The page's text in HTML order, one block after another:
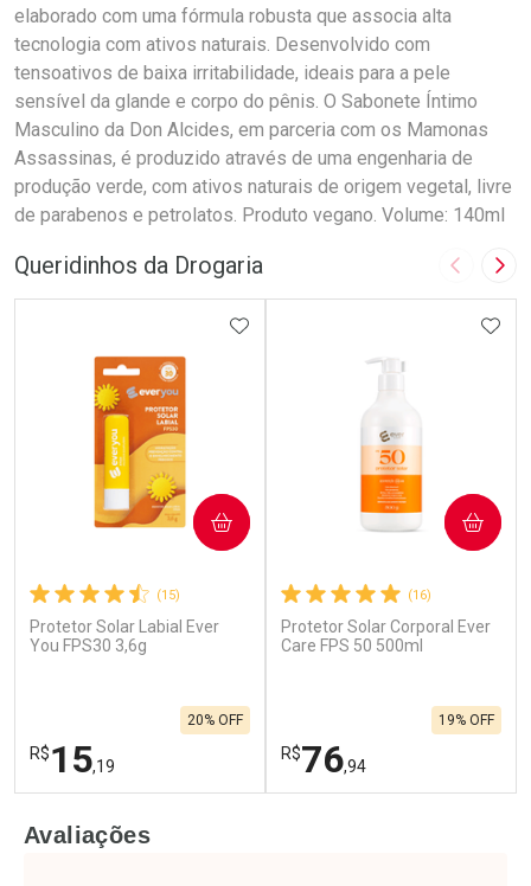
elaborado com uma fórmula robusta que associa alta
tecnologia com ativos naturais. Desenvolvido com
tensoativos de baixa irritabilidade, ideais para a pele
sensível da glande e corpo do pênis. O Sabonete Íntimo
Masculino da Don Alcides, em parceria com os Mamonas
Assassinas, é produzido através de uma engenharia de
produção verde, com ativos naturais de origem vegetal, livre
de parabenos e petrolatos. Produto vegano. Volume: 140ml
Queridinhos da Drogaria Imagem
(15)
Protetor Solar Labial Ever
You FPS30 3,6g
R$15,19
20% OFF
ADICIONAR AOS FAVORITOS
COMPRAR
(16)
Protetor Solar Corporal Ever
Care FPS 50 500ml
R$76,94
19% OFF
COMPRAR
Avaliações